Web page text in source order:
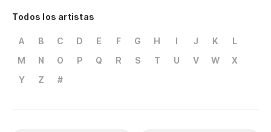
Todos los artistas
A B C D E F G H I J K
L
M
N O P Q R S T U V W
X
Y
Z #